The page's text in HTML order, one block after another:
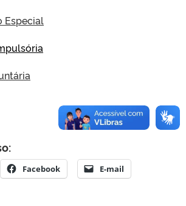
Especial
Facebook E-mail